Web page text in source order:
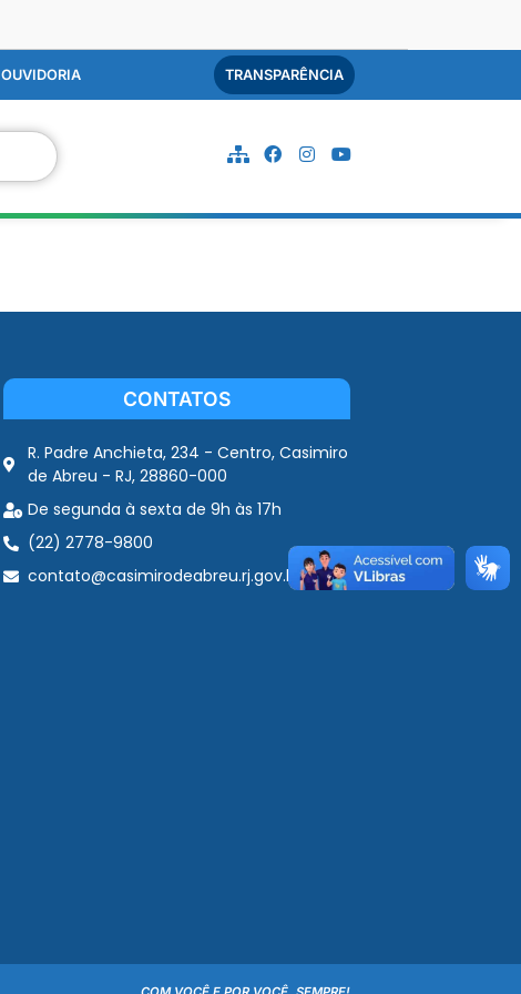
OUVIDORIA TRANSPARÊNCIA
CONTATOS
R. Padre Anchieta, 234 - Centro, Casimiro
de Abreu - RJ, 28860-000
De segunda à sexta de 9h às 17h
(22) 2778-9800
contato@casimirodeabreu.rj.gov.br